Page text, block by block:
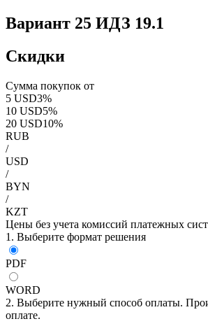
Вариант 25 ИДЗ 19.1
Скидки
Сумма покупок от
5 USD3%
10 USD5%
20 USD10%
RUB
/
USD
/
BYN
/
KZT
Цены без учета комиссий платежных
1. Выберите формат решения
PDF
WORD
2. Выберите нужный способ оплаты.
оплате.